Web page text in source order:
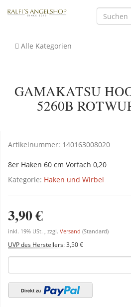
Alle Kategorien
GAMAKATSU
5260B
Artikelnummer: 140163008020
8er Haken 60 cm Vorfach 0,20
Kategorie: Haken und Wirbel
3,90 €
inkl. 19% USt. , zzgl. Versand (Standard)
UVP des Herstellers:3,50 €